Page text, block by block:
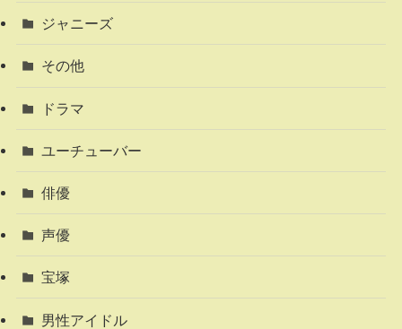
ジャニーズ
その他
ドラマ
ユーチューバー
俳優
声優
宝塚
男性アイドル